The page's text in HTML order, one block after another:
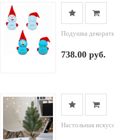
Подушка
738.00 руб.
Настольная